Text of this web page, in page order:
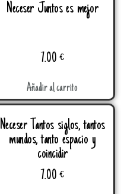
Neceser Juntos es mejor
7.00 €
Añadir al carrito
Neceser Tantos siglos, tantos
mundos, tanto espacio y
coincidir
7.00 €